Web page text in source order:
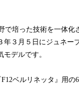
で培った技術を一体
年３月５日にジュネー
デルです。
ベルリネッタ』用